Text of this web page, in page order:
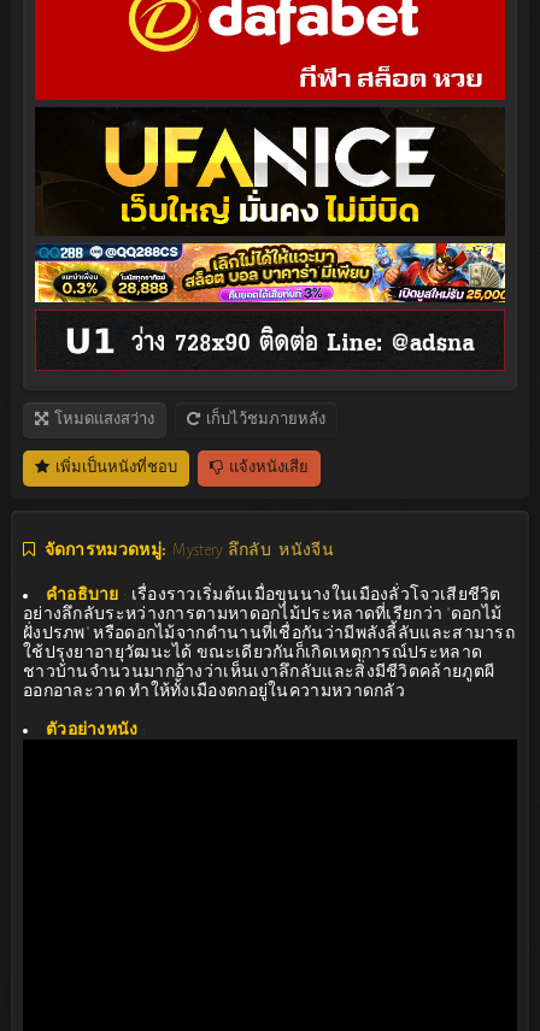
โหมดแสงสว่าง เก็บไว้ชมภายหลัง
เพิ่มเป็นหนังที่ชอบ แจ้งหนังเสีย
จัดการหมวดหมู่: Mystery ลึกลับ หนังจีน
คำอธิบาย : เรื่องราวเริ่มต้นเมื่อขุนนางในเมืองลั่วโจวเสียชีวิต
อย่างลึกลับระหว่างการตามหาดอกไม้ประหลาดที่เรียกว่า “ดอกไม้
ฝั่งปรภพ” หรือดอกไม้จากตำนานที่เชื่อกันว่ามีพลังลี้ลับและสามารถ
ใช้ปรุงยาอายุวัฒนะได้ ขณะเดียวกันก็เกิดเหตุการณ์ประหลาด
ชาวบ้านจำนวนมากอ้างว่าเห็นเงาลึกลับและสิ่งมีชีวิตคล้ายภูตผี
ออกอาละวาด ทำให้ทั้งเมืองตกอยู่ในความหวาดกลัว
ตัวอย่างหนัง :